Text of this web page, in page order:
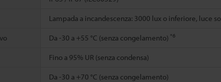
Lampada a incandescenza: 3000 lux o inferiore, luce
Da -30 a +55 °C (senza congelamento) *6
Fino a 95% UR (senza condensa)
Da -30 a +70 °C (senza congelamento)